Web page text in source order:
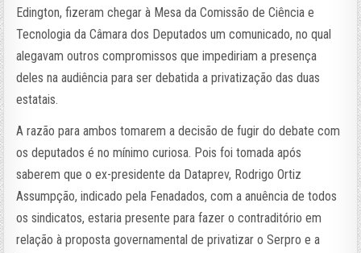
Edington, fizeram chegar à Mesa da Comissão de Ciência e
Tecnologia da Câmara dos Deputados um comunicado, no qual
alegavam outros compromissos que impediriam a presença
deles na audiência para ser debatida a privatização das duas
estatais.
A razão para ambos tomarem a decisão de fugir do debate com
os deputados é no mínimo curiosa. Pois foi tomada após
saberem que o ex-presidente da Dataprev, Rodrigo Ortiz
Assumpção, indicado pela Fenadados, com a anuência de todos
os sindicatos, estaria presente para fazer o contraditório em
relação à proposta governamental de privatizar o Serpro e a